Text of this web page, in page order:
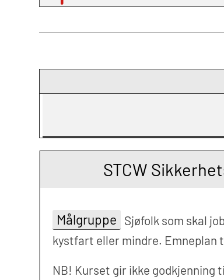
STCW
Målgruppe Sjøfolk som skal
kystfart eller mindre. Emneplan
NB! Kurset gir ikke godkjenning